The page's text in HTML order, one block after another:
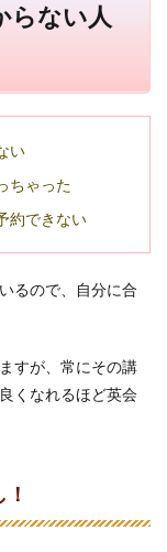
らない人
い
ちゃった
約できない
るので、自分に合
すが、常にその講
くなれるほど英会